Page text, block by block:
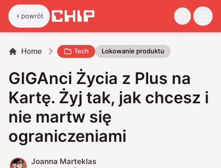
powrót
Home Tech Lokowanie produktu
GIGAnci Życia z Plus na
Kartę. Żyj tak, jak chcesz i
nie martw się
ograniczeniami
J
Joanna Marteklas